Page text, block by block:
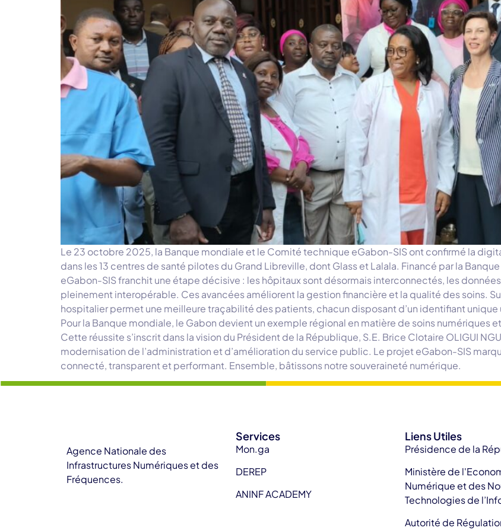
Le 23 octobre 2025, la Banque mondiale et le Comité technique eGabon-SIS ont confirmé la
dans les 13 centres de santé pilotes du Grand Libreville, dont Glass et Lalala. Financé par la
eGabon-SIS franchit une étape décisive : les hôpitaux sont désormais interconnectés, les
pleinement interopérable. Ces avancées améliorent la gestion financière et la qualité des soins.
hospitalier permet une meilleure traçabilité des patients, chacun disposant d’un identifiant
Pour la Banque mondiale, le Gabon devient un exemple régional en matière de soins
Cette réussite s’inscrit dans la vision du Président de la République, S.E. Brice Clotaire OLIGUI
modernisation de l’administration et d’amélioration du service public. Le projet eGabon-SIS
connecté, transparent et performant. Ensemble, bâtissons notre souveraineté numérique.
Agence Nationale des
Infrastructures Numériques et des
Fréquences.
Services
Mon.ga
DEREP
ANINF ACADEMY
Liens Utiles
Présidence de la
Ministère de
Numérique et des
Technologies de
Autorité de